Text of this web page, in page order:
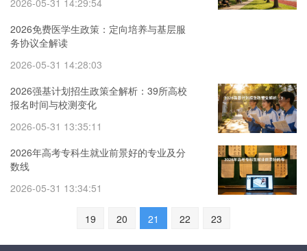
2026-05-31 14:29:54
2026免费医学生政策：定向培养与基层服
务协议全解读
2026-05-31 14:28:03
2026强基计划招生政策全解析：39所高校
报名时间与校测变化
2026-05-31 13:35:11
2026年高考专科生就业前景好的专业及分
数线
2026-05-31 13:34:51
19 20 21 22 23